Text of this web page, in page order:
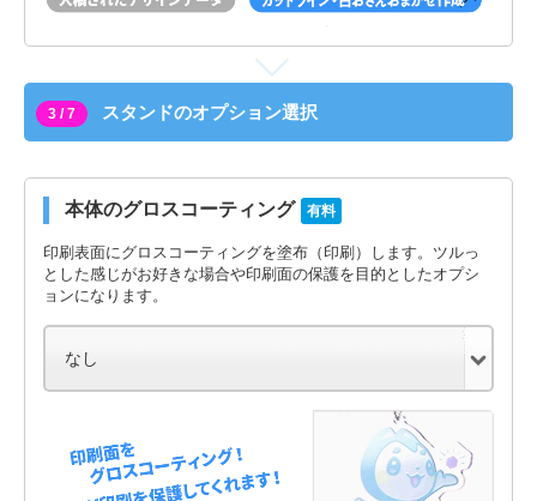
3 / 7 スタンドのオプション選択
本体のグロスコーティング 有料
印刷表面にグロスコーティングを塗布（印刷）します。ツルっ
とした感じがお好きな場合や印刷面の保護を目的としたオプシ
ョンになります。